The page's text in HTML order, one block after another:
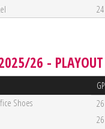
24
26 - PLAYOUT
GP
Shoes 26
26